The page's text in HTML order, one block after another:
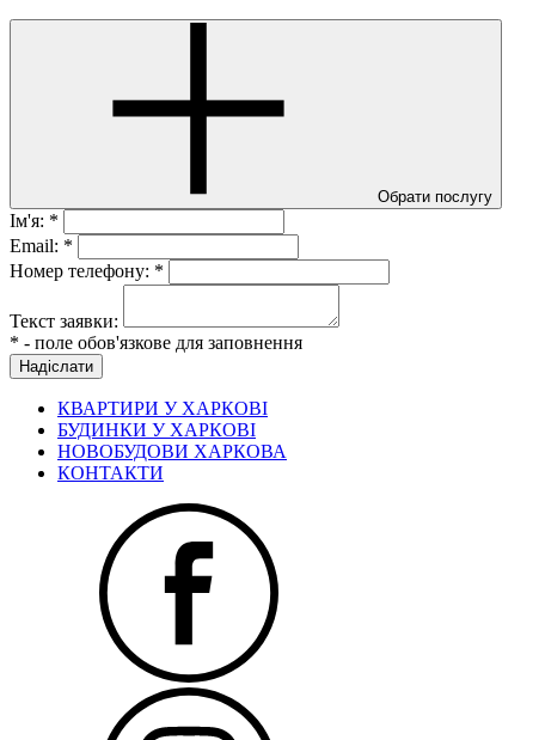
Обрати послугу
Ім'я: *
Email: *
Номер телефону: *
Текст заявки:
* - поле обов'язкове для заповнення
КВАРТИРИ У ХАРКОВІ
БУДИНКИ У ХАРКОВІ
НОВОБУДОВИ ХАРКОВА
КОНТАКТИ